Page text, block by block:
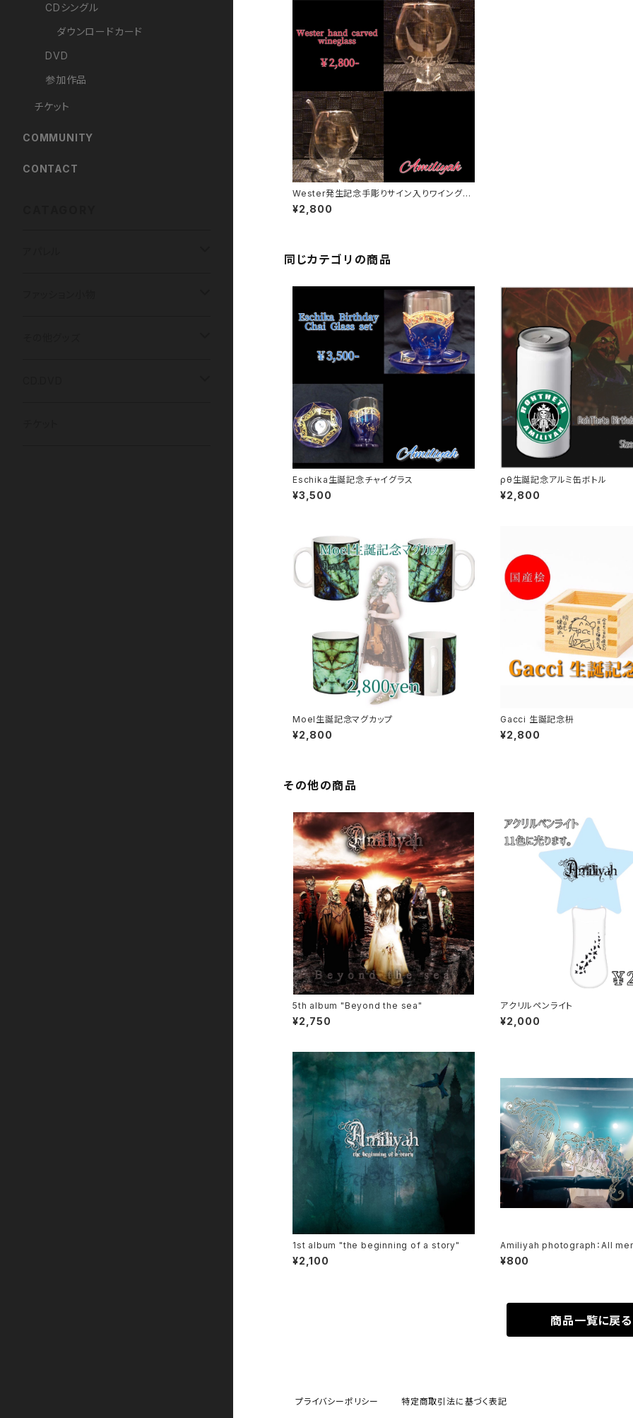
Wester発生記念手彫りサイン入りワイングラ
ス
¥2,800
同じカテゴリの商品
Eschika生誕記念チャイグラス
¥3,500
ρθ生誕記念アルミ缶ボトル
¥2,800
Moel生誕記念マグカップ
¥2,800
Gacci 生誕記念枡
¥2,800
その他の商品
5th album "Beyond the sea"
¥2,750
アクリルペンライト
¥2,000
1st album "the beginning of a story"
¥2,100
Amiliyah photograph：All
～No.18
¥800
商品一覧に戻る
CDシングル
ダウンロードカード
DVD
参加作品
チケット
COMMUNITY
CONTACT
プライバシーポリシー 特定商取引法に基づく表記